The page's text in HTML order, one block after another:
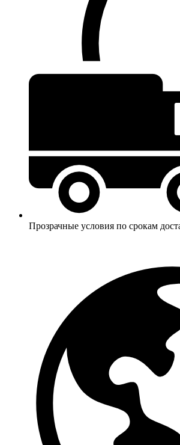
Прозрачные условия по срокам